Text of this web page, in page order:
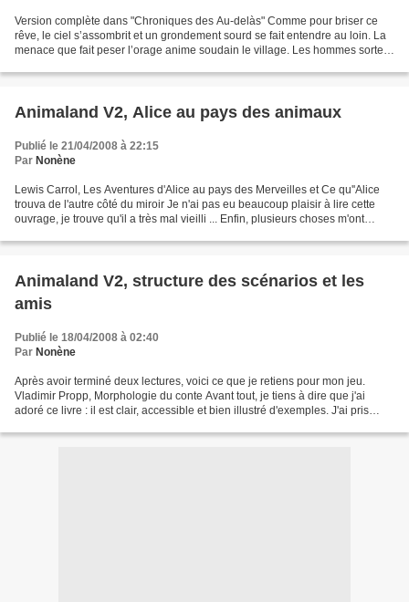
Version complète dans "Chroniques des Au-delàs" Comme pour briser ce
rêve, le ciel s’assombrit et un grondement sourd se fait entendre au loin. La
menace que fait peser l’orage anime soudain le village. Les hommes sortent
Animaland V2, Alice au pays des animaux
Publié le 21/04/2008 à 22:15
Par Nonène
Lewis Carrol, Les Aventures d'Alice au pays des Merveilles et Ce qu''Alice
trouva de l'autre côté du miroir Je n'ai pas eu beaucoup plaisir à lire cette
ouvrage, je trouve qu'il a très mal vieilli ... Enfin, plusieurs choses m'ont
Animaland V2, structure des scénarios et les
amis
Publié le 18/04/2008 à 02:40
Par Nonène
Après avoir terminé deux lectures, voici ce que je retiens pour mon jeu.
Vladimir Propp, Morphologie du conte Avant tout, je tiens à dire que j'ai
adoré ce livre : il est clair, accessible et bien illustré d'exemples. J'ai pris